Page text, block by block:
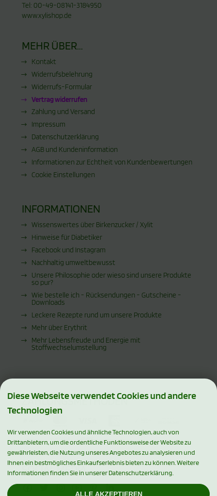
Tel: 00-49-08141-3184950
www.xylishop.de
MEHR ÜBER...
Kontakt
Widerrufsbelehrung
Widerrufs-Formular
Vertrag widerrufen
Zahlung und Versand
Impressum
Datenschutzerklärung
AGB und Kundeninformation
Informationen zur Echtheit von Kundenbewertungen
Cookie Einstellungen
INFORMATIONEN
Wissenswertes über Birkenzucker / Xylit
Hinweise für Diabetiker
Facebook und Instagram
Nachhaltig umweltbewusst
Unsere Philosophie oder wieso sind unsere Produkte
so pur?
Wie bestelle ich - Rücksendungen - Gutscheine -
Downloads
Leckere Rezepte rund um unsere Produkte
Mehr über Erythrit
Mehr Lebensfreude und Energie mit
Stoffwechselumstellung
ZAHLUNGSMETHODEN
SOCIAL MEDIA
Diese Webseite verwendet Cookies und andere
Technologien
Wir verwenden Cookies und ähnliche Technologien, auch von
Drittanbietern, um die ordentliche Funktionsweise der Website zu
gewährleisten, die Nutzung unseres Angebotes zu analysieren und
Ihnen ein bestmögliches Einkaufserlebnis bieten zu können. Weitere
Informationen finden Sie in unserer Datenschutzerklärung.
ALLE AKZEPTIEREN